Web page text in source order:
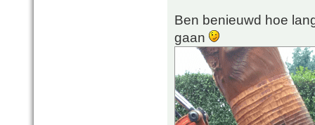
Ben benieuwd hoe
gaan